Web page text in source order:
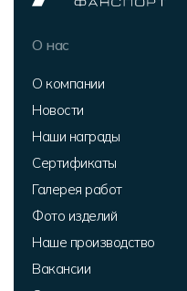
О нас
О компании
Новости
Наши награды
Сертификаты
Галерея работ
Фото изделий
Наше производство
Вакансии